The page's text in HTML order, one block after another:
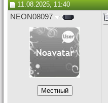
11.08.2025, 11:40
NEON08097